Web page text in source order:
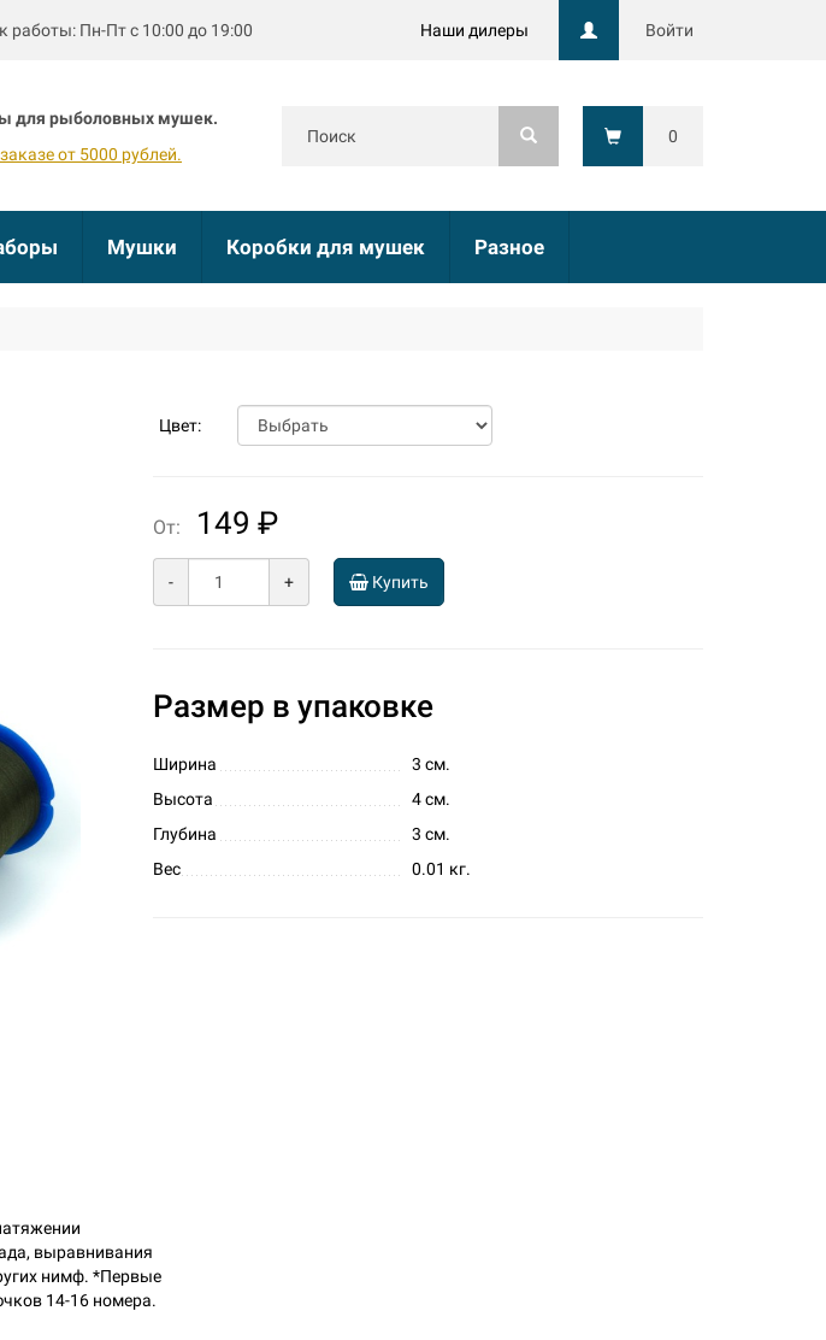
работы: Пн-Пт с 10:00 до 19:00 Наши дилеры Войти
для рыболовных мушек.
от 5000 рублей.
0
Мушки Коробки для мушек Разное
Цвет:
От: 149 ₽
- + Купить
Размер в упаковке
Ширина
3 см.
Высота
4 см.
Глубина
3 см.
Вес
0.01 кг.
выравнивания
нимф. *Первые
14-16 номера.